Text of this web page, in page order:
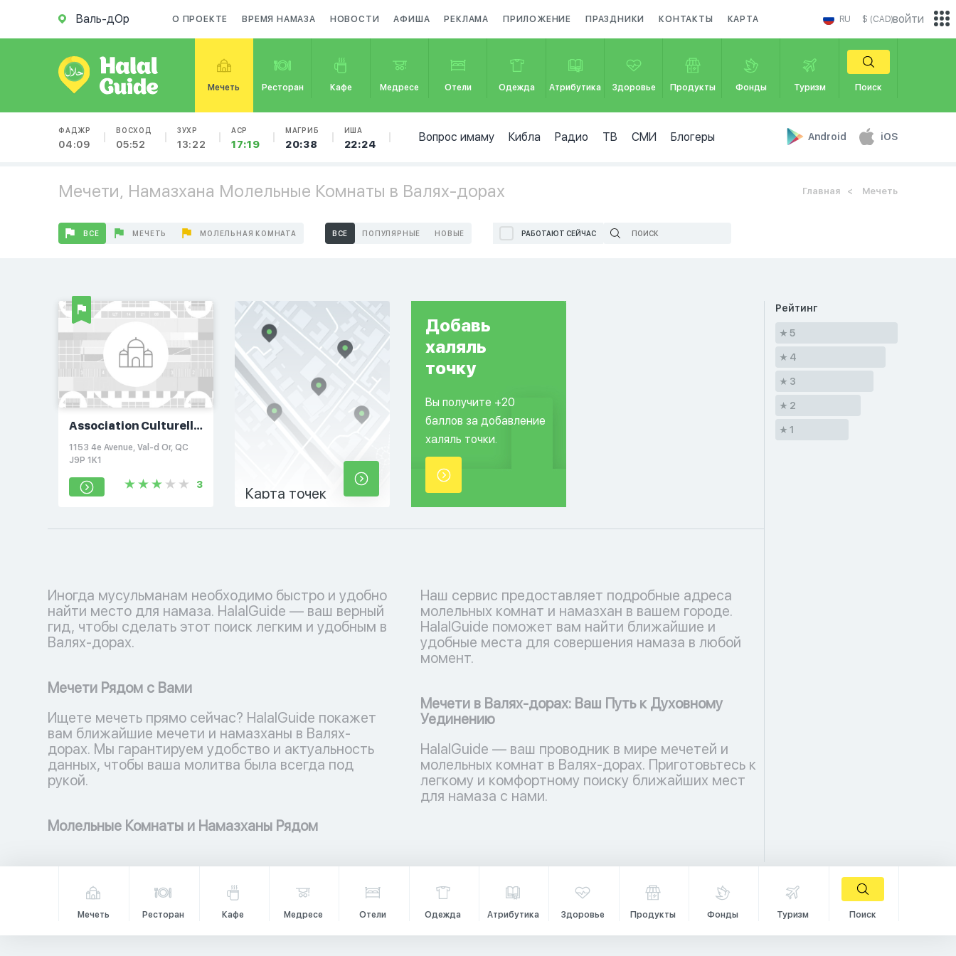
Валь-дОр О ПРОЕКТЕ ВРЕМЯ НАМАЗА НОВОСТИ АФИША РЕКЛАМА ПРИЛОЖЕНИЕ ПРАЗДНИКИ КОНТАКТЫ КАРТА RU $ (CAD)
Мечеть Ресторан Кафе Медресе Отели Одежда Атрибутика Здоровье Продукты Фонды Туризм Поиск
ФАДЖР
04:09
ВОСХОД
05:52
ЗУХР
13:22
АСР
17:19
МАГРИБ
20:38
ИША
22:24
Вопрос имаму Кибла Радио ТВ СМИ Блогеры Android iOS
войти
Мечети, Намазхана Молельные Комнаты в Валях-дорах Главная Мечеть
ВСЕ МЕЧЕТЬ МОЛЕЛЬНАЯ КОМНАТА ВСЕ ПОПУЛЯРНЫЕ НОВЫЕ РАБОТАЮТ СЕЙЧАС
Association Culturelle
Musulmane de Val-
d'Or
1153 4e Avenue, Val-d Or, QC
J9P 1K1
3
Карта точек
Добавь
халяль
точку
Вы получите +20
баллов за добавление
халяль точки.
Иногда мусульманам необходимо быстро и удобно
найти место для намаза. HalalGuide — ваш верный
гид, чтобы сделать этот поиск легким и удобным в
Валях-дорах.
Мечети Рядом с Вами
Ищете мечеть прямо сейчас? HalalGuide покажет
вам ближайшие мечети и намазханы в Валях-
дорах. Мы гарантируем удобство и актуальность
данных, чтобы ваша молитва была всегда под
рукой.
Молельные Комнаты и Намазханы Рядом
Наш сервис предоставляет подробные адреса
молельных комнат и намазхан в вашем городе.
HalalGuide поможет вам найти ближайшие и
удобные места для совершения намаза в любой
момент.
Мечети в Валях-дорах: Ваш Путь к Духовному
Уединению
HalalGuide — ваш проводник в мире мечетей и
молельных комнат в Валях-дорах. Приготовьтесь к
легкому и комфортному поиску ближайших мест
для намаза с нами.
Рейтинг
5
4
3
2
1
Мечеть Ресторан Кафе Медресе Отели Одежда Атрибутика Здоровье Продукты Фонды Туризм Поиск